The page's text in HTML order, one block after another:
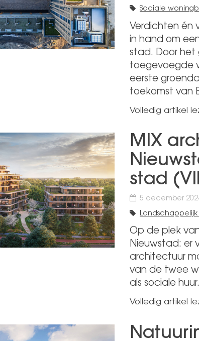
Sociale
Verdichten én
in hand om
stad. Door het
toegevoegde
eerste
toekomst van
Volledig artikel
MIX
stad
5 december
Op de plek
Nieuwstad: er
architectuur
van de twee
als sociale
Volledig artikel